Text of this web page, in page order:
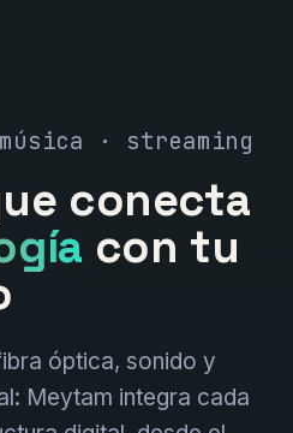
· streaming
conecta
con tu
óptica, sonido y
Meytam integra cada